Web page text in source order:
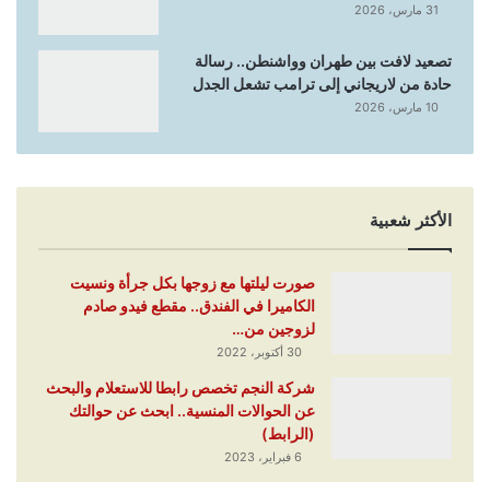
31 مارس، 2026
تصعيد لافت بين طهران وواشنطن.. رسالة
حادة من لاريجاني إلى ترامب تشعل الجدل
10 مارس، 2026
الأكثر شعبية
صورت ليلتها مع زوجها بكل جرأة ونسيت
الكاميرا في الفندق.. مقطع فيدو صادم
لزوجين من…
30 أكتوبر، 2022
شركة النجم تخصص رابطا للاستعلام والبحث
عن الحوالات المنسية.. ابحث عن حوالتك
(الرابط)
6 فبراير، 2023